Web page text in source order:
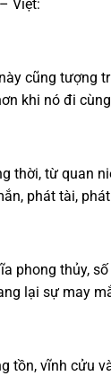
Việt:
cũng tượng
khi nó đi
thời, từ quan
phát tài,
thủy,
lại sự may
vĩnh cửu